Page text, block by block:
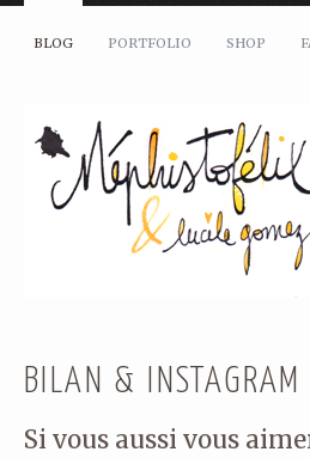
BLOG PORTFOLIO SHOP
BILAN & INSTAGRAM
Si vous aussi vous